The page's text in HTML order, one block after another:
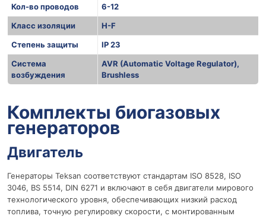
Кол-во проводов
6-12
Класс изоляции
H-F
Степень защиты
IP 23
Система
возбуждения
AVR (Automatic Voltage Regulator),
Brushless
Комплекты биогазовых
генераторов
Двигатель
Генераторы Teksan соответствуют стандартам ISO 8528, ISO
3046, BS 5514, DIN 6271 и включают в себя двигатели мирового
технологического уровня, обеспечивающих низкий расход
топлива, точную регулировку скорости, с монтированным